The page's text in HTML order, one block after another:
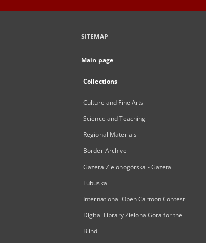
SITEMAP
Main page
Collections
Culture and Fine Arts
Science and Teaching
Regional Materials
Border Archive
Gazeta Zielonogórska - Gazeta
Lubuska
International Open Cartoon Contest
Digital Library Zielona Gora for the
Blind